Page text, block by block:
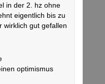
in der 2. hz ohne
eigentlich bis zu
wirklich gut gefallen
optimismus